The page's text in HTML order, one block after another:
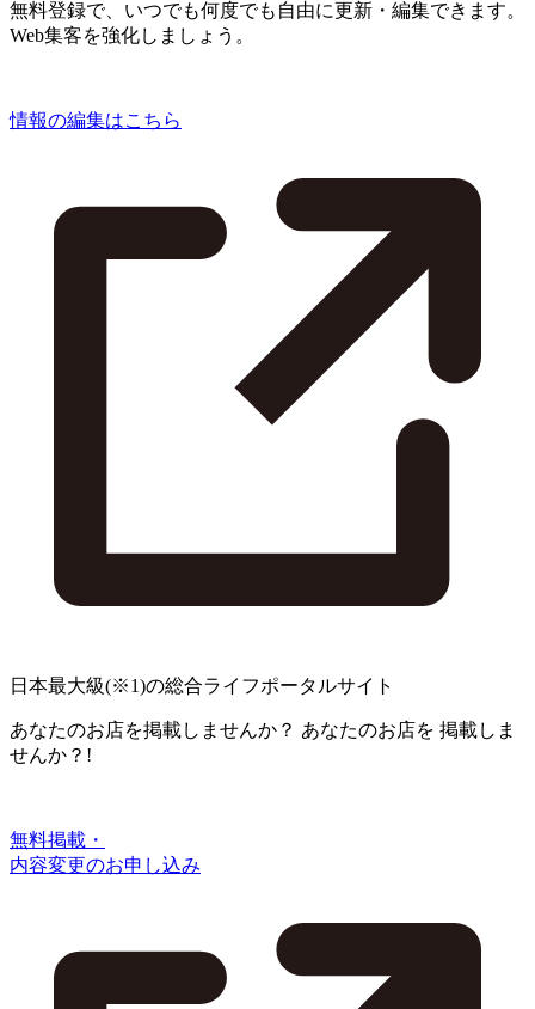
無料登録で、いつでも何度でも自由に更新・編集できます。
Web集客を強化しましょう。
情報の編集はこちら
日本最大級(※1)の総合ライフポータルサイト
あなたのお店を掲載しませんか？ あなたのお店を 掲載しま
せんか？!
無料掲載・
内容変更のお申し込み